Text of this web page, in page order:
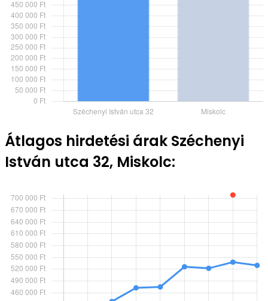
Átlagos hirdetési árak Széchenyi
István utca 32, Miskolc: